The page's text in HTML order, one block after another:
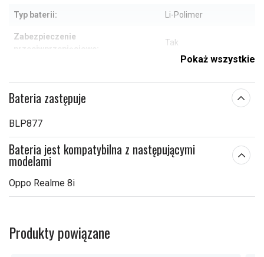
Typ baterii: Li-Polimer
Zabezpieczenie
Tak
mm
Pojemność:
Pokaż wszystkie
Bateria zastępuje
BLP877
Bateria jest kompatybilna z następującymi
modelami
Oppo Realme 8i
Produkty powiązane